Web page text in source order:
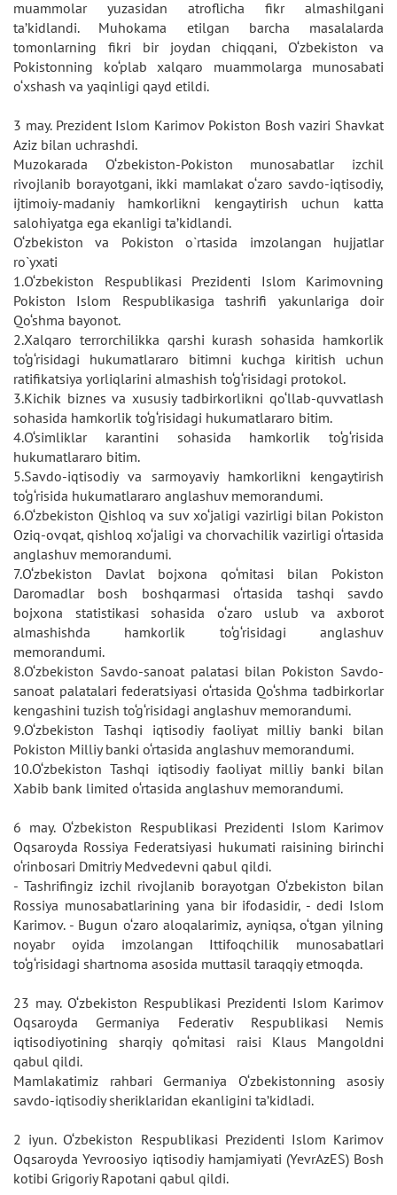
muammolar yuzasidan atroflicha fikr almashilgani
ta’kidlandi. Muhokama etilgan barcha masalalarda
tomonlarning fikri bir joydan chiqqani, O‘zbekiston va
Pokistonning ko‘plab xalqaro muammolarga munosabati
o‘xshash va yaqinligi qayd etildi.
3 may. Prezident Islom Karimov Pokiston Bosh vaziri Shavkat
Aziz bilan uchrashdi.
Muzokarada O‘zbekiston-Pokiston munosabatlar izchil
rivojlanib borayotgani, ikki mamlakat o‘zaro savdo-iqtisodiy,
ijtimoiy-madaniy hamkorlikni kengaytirish uchun katta
salohiyatga ega ekanligi ta’kidlandi.
O‘zbekiston va Pokiston o`rtasida imzolangan hujjatlar
ro`yxati
1.O‘zbekiston Respublikasi Prezidenti Islom Karimovning
Pokiston Islom Respublikasiga tashrifi yakunlariga doir
Qo‘shma bayonot.
2.Xalqaro terrorchilikka qarshi kurash sohasida hamkorlik
to‘g‘risidagi hukumatlararo bitimni kuchga kiritish uchun
ratifikatsiya yorliqlarini almashish to‘g‘risidagi protokol.
3.Kichik biznes va xususiy tadbirkorlikni qo‘llab-quvvatlash
sohasida hamkorlik to‘g‘risidagi hukumatlararo bitim.
4.O‘simliklar karantini sohasida hamkorlik to‘g‘risida
hukumatlararo bitim.
5.Savdo-iqtisodiy va sarmoyaviy hamkorlikni kengaytirish
to‘g‘risida hukumatlararo anglashuv memorandumi.
6.O‘zbekiston Qishloq va suv xo‘jaligi vazirligi bilan Pokiston
Oziq-ovqat, qishloq xo‘jaligi va chorvachilik vazirligi o‘rtasida
anglashuv memorandumi.
7.O‘zbekiston Davlat bojxona qo‘mitasi bilan Pokiston
Daromadlar bosh boshqarmasi o‘rtasida tashqi savdo
bojxona statistikasi sohasida o‘zaro uslub va axborot
almashishda hamkorlik to‘g‘risidagi anglashuv
memorandumi.
8.O‘zbekiston Savdo-sanoat palatasi bilan Pokiston Savdo-
sanoat palatalari federatsiyasi o‘rtasida Qo‘shma tadbirkorlar
kengashini tuzish to‘g‘risidagi anglashuv memorandumi.
9.O‘zbekiston Tashqi iqtisodiy faoliyat milliy banki bilan
Pokiston Milliy banki o‘rtasida anglashuv memorandumi.
10.O‘zbekiston Tashqi iqtisodiy faoliyat milliy banki bilan
Xabib bank limited o‘rtasida anglashuv memorandumi.
6 may. O‘zbekiston Respublikasi Prezidenti Islom Karimov
Oqsaroyda Rossiya Federatsiyasi hukumati raisining birinchi
o‘rinbosari Dmitriy Medvedevni qabul qildi.
- Tashrifingiz izchil rivojlanib borayotgan O‘zbekiston bilan
Rossiya munosabatlarining yana bir ifodasidir, - dedi Islom
Karimov. - Bugun o‘zaro aloqalarimiz, ayniqsa, o‘tgan yilning
noyabr oyida imzolangan Ittifoqchilik munosabatlari
to‘g‘risidagi shartnoma asosida muttasil taraqqiy etmoqda.
23 may. O‘zbekiston Respublikasi Prezidenti Islom Karimov
Oqsaroyda Germaniya Federativ Respublikasi Nemis
iqtisodiyotining sharqiy qo‘mitasi raisi Klaus Mangoldni
qabul qildi.
Mamlakatimiz rahbari Germaniya O‘zbekistonning asosiy
savdo-iqtisodiy sheriklaridan ekanligini ta’kidladi.
2 iyun. O‘zbekiston Respublikasi Prezidenti Islom Karimov
Oqsaroyda Yevroosiyo iqtisodiy hamjamiyati (YevrAzES) Bosh
kotibi Grigoriy Rapotani qabul qildi.